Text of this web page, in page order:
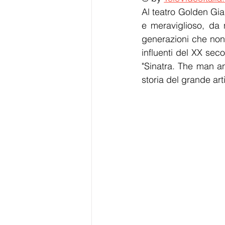
Al teatro Golden
e meraviglioso,
generazioni che
influenti del XX
"Sinatra. The man
storia del grande